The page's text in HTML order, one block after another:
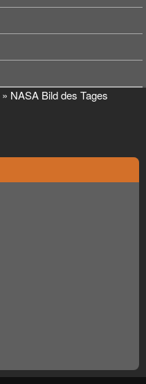
» NASA Bild des Tages